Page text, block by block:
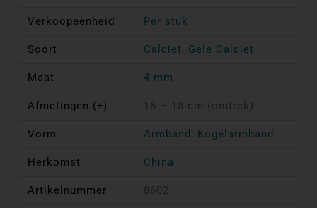
Verkoopeenheid Per stuk
Soort Calciet, Gele Calciet
Maat 4 mm
Afmetingen (±) 16 – 18 cm (omtrek)
Vorm Armband , Kogelarmband
Herkomst China
Artikelnummer 8602